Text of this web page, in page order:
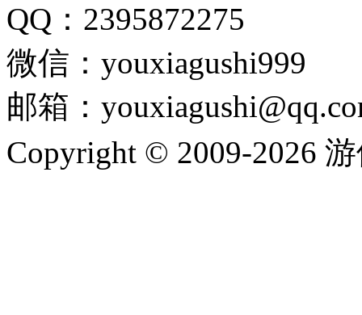
QQ：2395872275
微信：youxiagushi999
邮箱：
Copyright © 2009-2026